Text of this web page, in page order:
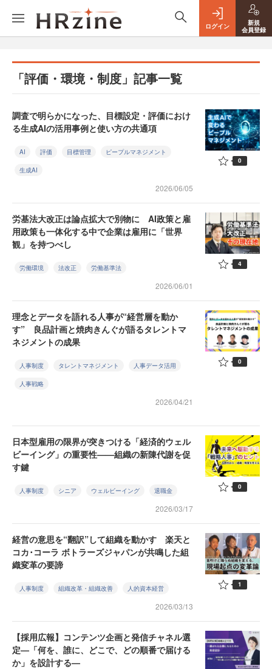
ログイン
新規
会員登録
「評価・環境・制度」記事一覧
調査で明らかになった、目標設定・評価におけ
る生成AIの活用事例と使い方の共通項
AI 評価 目標管理 ピープルマネジメント
生成AI
2026/06/05
0
労基法大改正は論点拡大で別物に AI政策と雇
用政策も一体化する中で企業は雇用に「世界
観」を持つべし
労働環境 法改正 労働基準法
2026/06/01
4
理念とデータを語れる人事が“経営層を動か
す” 良品計画と焼肉きんぐが語るタレントマ
ネジメントの成果
人事制度 タレントマネジメント 人事データ活用
人事戦略
2026/04/21
0
日本型雇用の限界が突きつける「経済的ウェル
ビーイング」の重要性——組織の新陳代謝を促
す鍵
人事制度 シニア ウェルビーイング 退職金
2026/03/17
0
経営の意思を“翻訳”して組織を動かす 楽天と
コカ･コーラ ボトラーズジャパンが共鳴した組
織変革の要諦
人事制度 組織改革・組織改善 人的資本経営
2026/03/13
1
【採用広報】コンテンツ企画と発信チャネル選
定—「何を、誰に、どこで、どの順番で届ける
か」を設計する—